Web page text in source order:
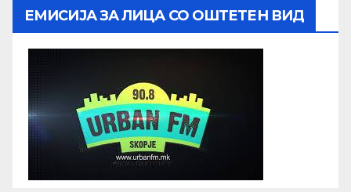
ЕМИСИЈА ЗА ЛИЦА СО ОШТЕТЕН ВИД